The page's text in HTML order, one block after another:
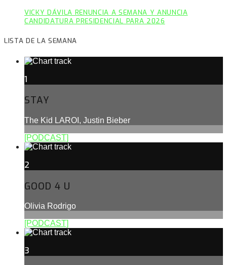
VICKY DÁVILA RENUNCIA A SEMANA Y ANUNCIA
CANDIDATURA PRESIDENCIAL PARA 2026
LISTA DE LA SEMANA
1
STAY
The Kid LAROI, Justin Bieber
[PODCAST]
2
GOOD 4 U
Olivia Rodrigo
[PODCAST]
3